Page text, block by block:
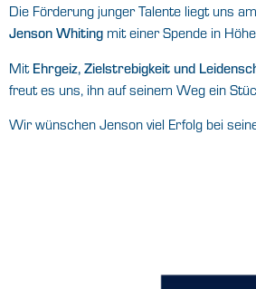
Die Förderung junger Talente liegt uns
Jenson Whiting mit einer Spende in
Mit Ehrgeiz, Zielstrebigkeit und
freut es uns, ihn auf seinem Weg ein
Wir wünschen Jenson viel Erfolg bei